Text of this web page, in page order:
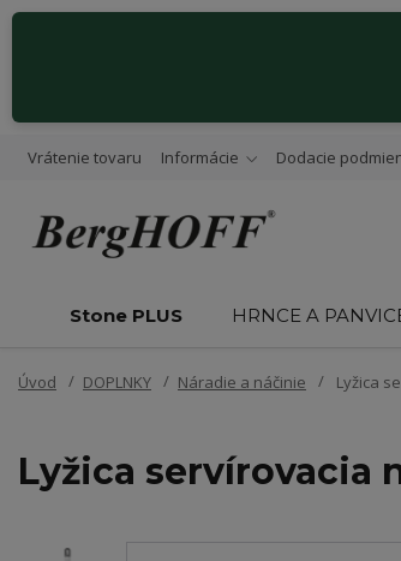
Vrátenie tovaru Informácie Dodacie
Stone PLUS HRNCE A
Úvod DOPLNKY Náradie a náčinie Lyžica
Lyžica servírovacia